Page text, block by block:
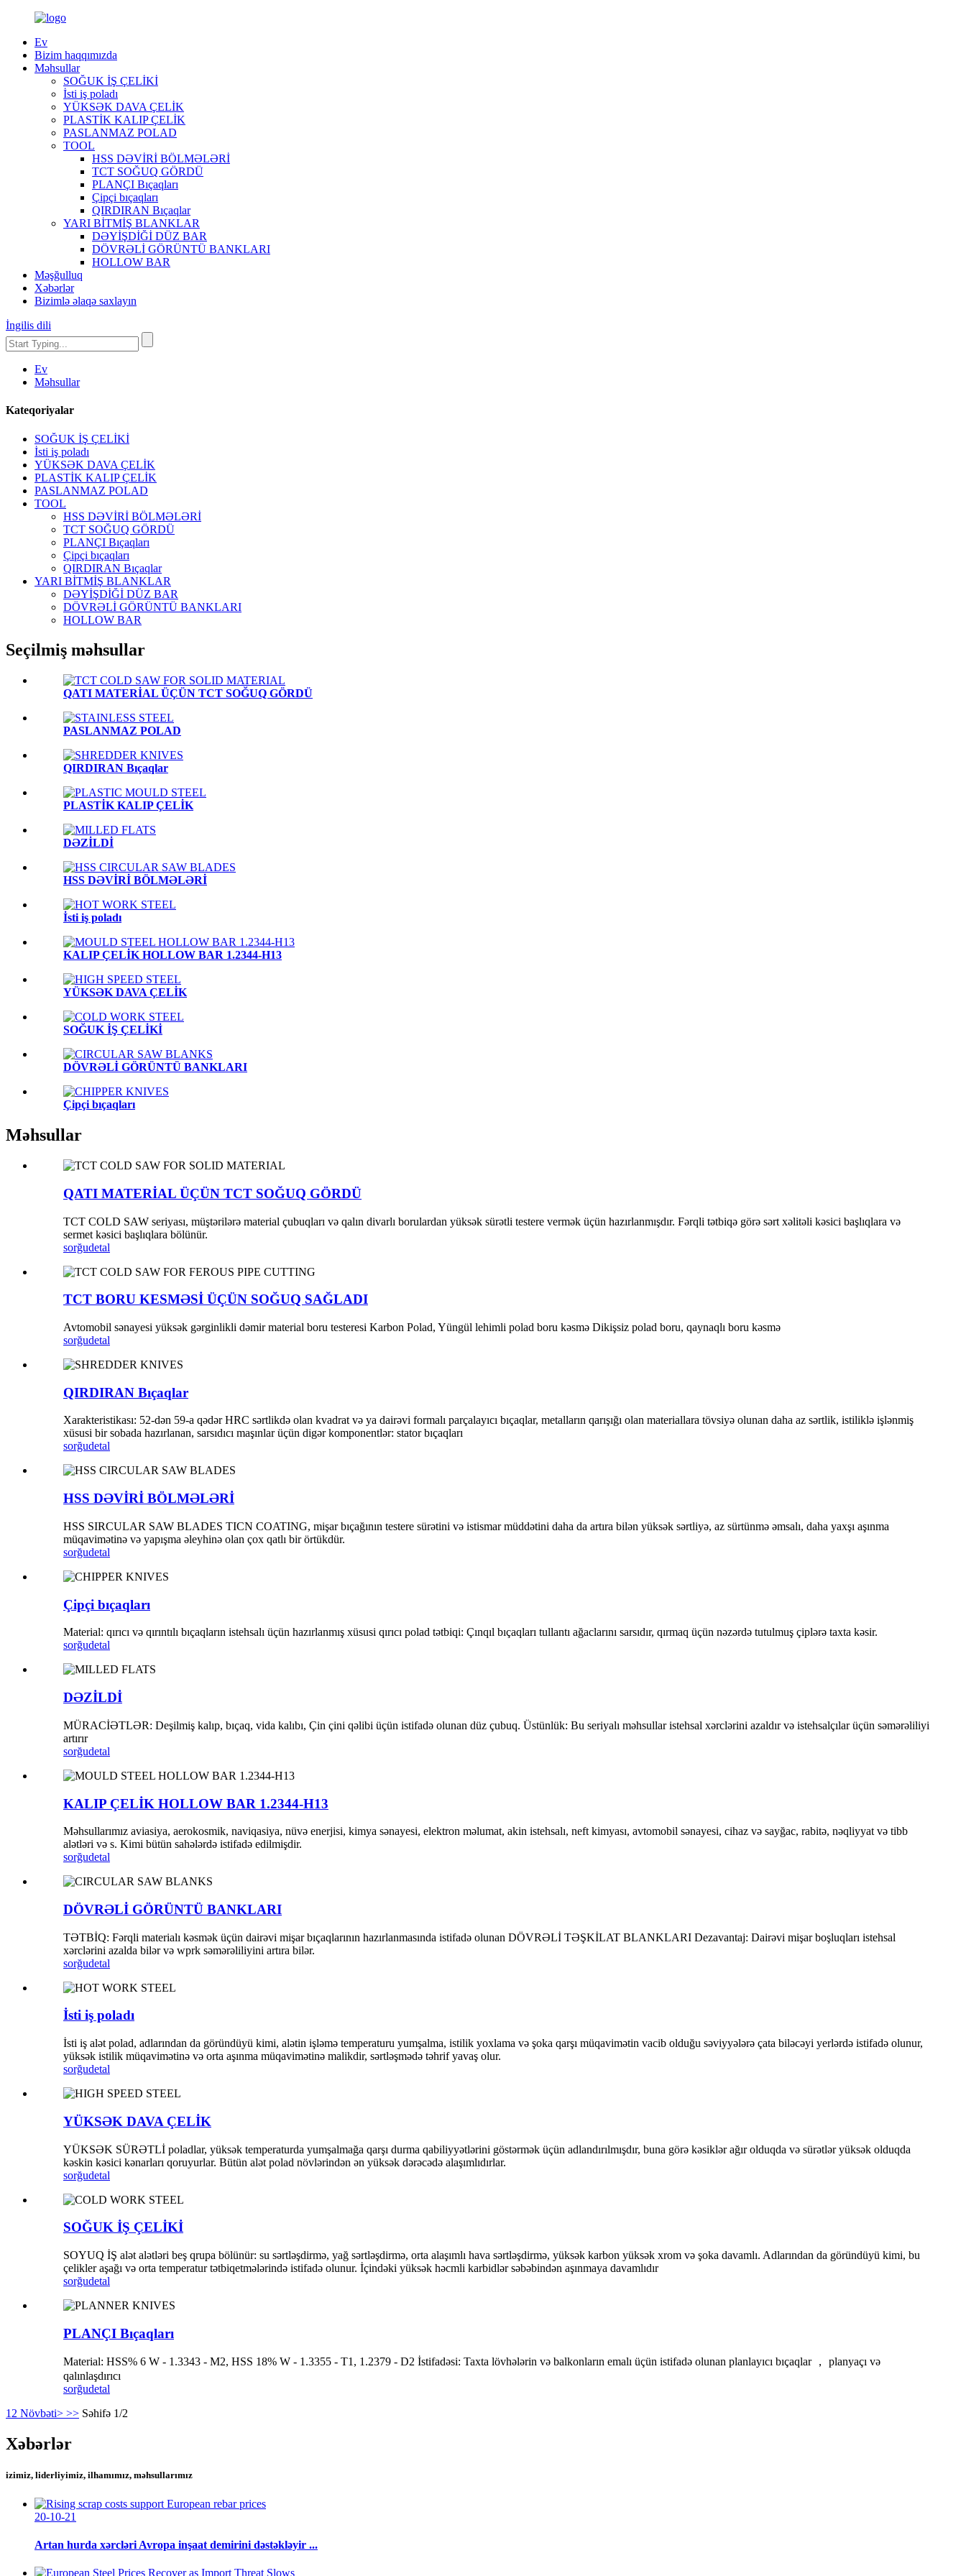
Ev
Bizim haqqımızda
Məhsullar
SOĞUK İŞ ÇELİKİ
İsti iş poladı
YÜKSƏK DAVA ÇELİK
PLASTİK KALIP ÇELİK
PASLANMAZ POLAD
TOOL
HSS DƏVİRİ BÖLMƏLƏRİ
TCT SOĞUQ GÖRDÜ
PLANÇI Bıçaqları
Çipçi bıçaqları
QIRDIRAN Bıçaqlar
YARI BİTMİŞ BLANKLAR
DƏYİŞDİĞİ DÜZ BAR
DÖVRƏLİ GÖRÜNTÜ BANKLARI
HOLLOW BAR
Məşğulluq
Xəbərlər
Bizimlə əlaqə saxlayın
İngilis dili
Ev
Məhsullar
Kateqoriyalar
SOĞUK İŞ ÇELİKİ
İsti iş poladı
YÜKSƏK DAVA ÇELİK
PLASTİK KALIP ÇELİK
PASLANMAZ POLAD
TOOL
HSS DƏVİRİ BÖLMƏLƏRİ
TCT SOĞUQ GÖRDÜ
PLANÇI Bıçaqları
Çipçi bıçaqları
QIRDIRAN Bıçaqlar
YARI BİTMİŞ BLANKLAR
DƏYİŞDİĞİ DÜZ BAR
DÖVRƏLİ GÖRÜNTÜ BANKLARI
HOLLOW BAR
Seçilmiş məhsullar
QATI MATERİAL ÜÇÜN TCT SOĞUQ GÖRDÜ
PASLANMAZ POLAD
QIRDIRAN Bıçaqlar
PLASTİK KALIP ÇELİK
DƏZİLDİ
HSS DƏVİRİ BÖLMƏLƏRİ
İsti iş poladı
KALIP ÇELİK HOLLOW BAR 1.2344-H13
YÜKSƏK DAVA ÇELİK
SOĞUK İŞ ÇELİKİ
DÖVRƏLİ GÖRÜNTÜ BANKLARI
Çipçi bıçaqları
Məhsullar
QATI MATERİAL ÜÇÜN TCT SOĞUQ GÖRDÜ
TCT COLD SAW seriyası, müştərilərə material çubuqları və qalın divarlı borulardan yüksək sürətli testere vermək üçün hazırlanmışdır. Fərqli tətbiqə görə sərt xəlitəli kəsici başlıqlara və
sermet kəsici başlıqlara bölünür.
sorğudetal
TCT BORU KESMƏSİ ÜÇÜN SOĞUQ SAĞLADI
Avtomobil sənayesi yüksək gərginlikli dəmir material boru testeresi Karbon Polad, Yüngül lehimli polad boru kəsmə Dikişsiz polad boru, qaynaqlı boru kəsmə
sorğudetal
QIRDIRAN Bıçaqlar
Xarakteristikası: 52-dən 59-a qədər HRC sərtlikdə olan kvadrat və ya dairəvi formalı parçalayıcı bıçaqlar, metalların qarışığı olan materiallara tövsiyə olunan daha az sərtlik, istiliklə işlənmiş
xüsusi bir sobada hazırlanan, sarsıdıcı maşınlar üçün digər komponentlər: stator bıçaqları
sorğudetal
HSS DƏVİRİ BÖLMƏLƏRİ
HSS SIRCULAR SAW BLADES TICN COATING, mişar bıçağının testere sürətini və istismar müddətini daha da artıra bilən yüksək sərtliyə, az sürtünmə əmsalı, daha yaxşı aşınma
müqavimətinə və yapışma əleyhinə olan çox qatlı bir örtükdür.
sorğudetal
Çipçi bıçaqları
Material: qırıcı və qırıntılı bıçaqların istehsalı üçün hazırlanmış xüsusi qırıcı polad tətbiqi: Çınqıl bıçaqları tullantı ağaclarını sarsıdır, qırmaq üçün nəzərdə tutulmuş çiplərə taxta kəsir.
sorğudetal
DƏZİLDİ
MÜRACİƏTLƏR: Deşilmiş kalıp, bıçaq, vida kalıbı, Çin çini qəlibi üçün istifadə olunan düz çubuq. Üstünlük: Bu seriyalı məhsullar istehsal xərclərini azaldır və istehsalçılar üçün səmərəliliyi
artırır
sorğudetal
KALIP ÇELİK HOLLOW BAR 1.2344-H13
Məhsullarımız aviasiya, aerokosmik, naviqasiya, nüvə enerjisi, kimya sənayesi, elektron məlumat, akin istehsalı, neft kimyası, avtomobil sənayesi, cihaz və sayğac, rabitə, nəqliyyat və tibb
alətləri və s. Kimi bütün sahələrdə istifadə edilmişdir.
sorğudetal
DÖVRƏLİ GÖRÜNTÜ BANKLARI
TƏTBİQ: Fərqli materialı kəsmək üçün dairəvi mişar bıçaqlarının hazırlanmasında istifadə olunan DÖVRƏLİ TƏŞKİLAT BLANKLARI Dezavantaj: Dairəvi mişar boşluqları istehsal
xərclərini azalda bilər və wprk səmərəliliyini artıra bilər.
sorğudetal
İsti iş poladı
İsti iş alət polad, adlarından da göründüyü kimi, alətin işləmə temperaturu yumşalma, istilik yoxlama və şoka qarşı müqavimətin vacib olduğu səviyyələrə çata biləcəyi yerlərdə istifadə olunur,
yüksək istilik müqavimətinə və orta aşınma müqavimətinə malikdir, sərtləşmədə təhrif yavaş olur.
sorğudetal
YÜKSƏK DAVA ÇELİK
YÜKSƏK SÜRƏTLİ poladlar, yüksək temperaturda yumşalmağa qarşı durma qabiliyyətlərini göstərmək üçün adlandırılmışdır, buna görə kəsiklər ağır olduqda və sürətlər yüksək olduqda
kəskin kəsici kənarları qoruyurlar. Bütün alət polad növlərindən ən yüksək dərəcədə alaşımlıdırlar.
sorğudetal
SOĞUK İŞ ÇELİKİ
SOYUQ İŞ alət alətləri beş qrupa bölünür: su sərtləşdirmə, yağ sərtləşdirmə, orta alaşımlı hava sərtləşdirmə, yüksək karbon yüksək xrom və şoka davamlı. Adlarından da göründüyü kimi, bu
çelikler aşağı və orta temperatur tətbiqetmələrində istifadə olunur. İçindəki yüksək həcmli karbidlər səbəbindən aşınmaya davamlıdır
sorğudetal
PLANÇI Bıçaqları
Material: HSS% 6 W - 1.3343 - M2, HSS 18% W - 1.3355 - T1, 1.2379 - D2 İstifadəsi: Taxta lövhələrin və balkonların emalı üçün istifadə olunan planlayıcı bıçaqlar ， planyaçı və
qalınlaşdırıcı
sorğudetal
12 Növbəti> >> Səhifə 1/2
Xəbərlər
izimiz, liderliyimiz, ilhamımız, məhsullarımız
20-10-21
Artan hurda xərcləri Avropa inşaat demirini dəstəkləyir ...